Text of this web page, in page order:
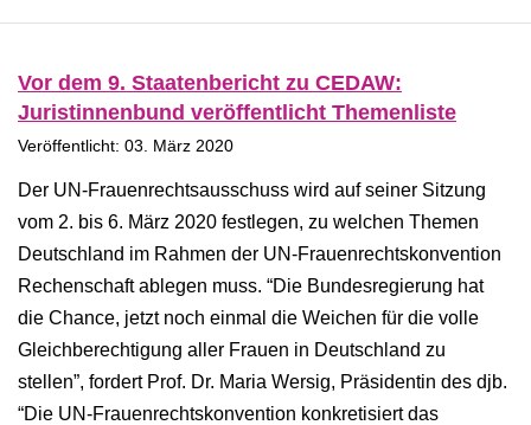
Vor dem 9. Staatenbericht zu CEDAW:
Juristinnenbund veröffentlicht Themenliste
Veröffentlicht: 03. März 2020
Der UN-Frauenrechtsausschuss wird auf seiner Sitzung
vom 2. bis 6. März 2020 festlegen, zu welchen Themen
Deutschland im Rahmen der UN-Frauenrechtskonvention
Rechenschaft ablegen muss. “Die Bundesregierung hat
die Chance, jetzt noch einmal die Weichen für die volle
Gleichberechtigung aller Frauen in Deutschland zu
stellen”, fordert Prof. Dr. Maria Wersig, Präsidentin des djb.
“Die UN-Frauenrechtskonvention konkretisiert das